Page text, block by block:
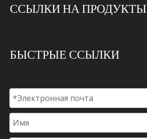
ССЫЛКИ НА ПРОДУКТЫ
БЫСТРЫЕ ССЫЛКИ